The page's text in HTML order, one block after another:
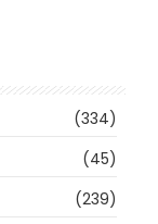
(334)
(45)
(239)